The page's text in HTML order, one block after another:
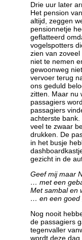
Drie uur later
Het pension
altijd, zeggen
pensionnetje
geflatteerd
vogelspotters
zien van
niet te nemen
gewoonweg
vervoer terug
ons geduld
zitten. Maar nu
passagiers
passagiers
achterste
veel te zwaar
drukken. De
in het busje
gezicht in de
Geef mij maar
… met een
Met sambal en
… en een goed
Nog nooit
de passagiers
tegenvaller
wordt deze